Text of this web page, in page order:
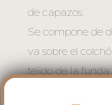
de capazos.
Se compone de
va sobre el
tejido de la